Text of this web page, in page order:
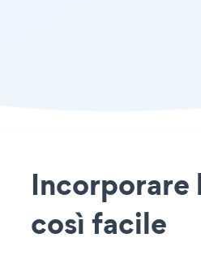
Incorporare
così facile